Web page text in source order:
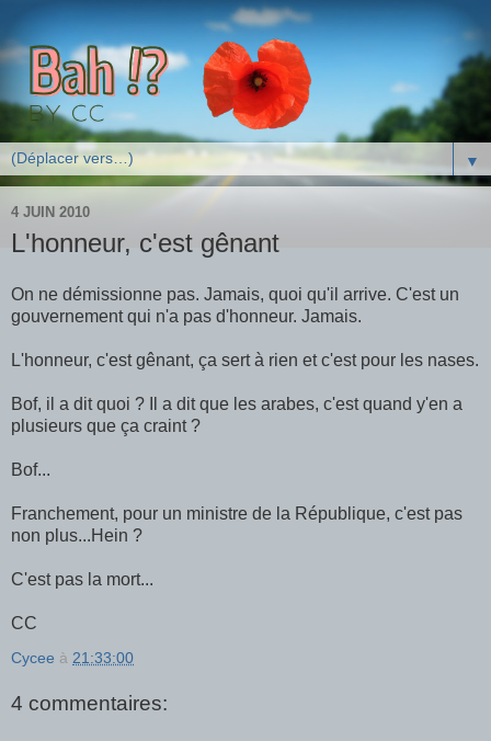
▼
4 JUIN 2010
L'honneur, c'est gênant
On ne démissionne pas. Jamais, quoi qu'il arrive. C'est un
gouvernement qui n'a pas d'honneur. Jamais.
L'honneur, c'est gênant, ça sert à rien et c'est pour les nases.
Bof, il a dit quoi ? Il a dit que les arabes, c'est quand y'en a
plusieurs que ça craint ?
Bof...
Franchement, pour un ministre de la République, c'est pas
non plus...Hein ?
C'est pas la mort...
CC
Cycee à 21:33:00
4 commentaires: